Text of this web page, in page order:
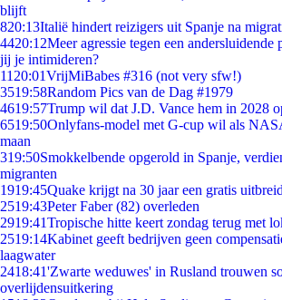
blijft
820:13Italië hindert reizigers uit Spanje na
4420:12Meer agressie tegen een
jij je intimideren?
11 20:01VrijMiBabes #316 (not very sfw!)
3519:58Random Pics van de Dag #1979
4619:57Trump wil dat J.D. Vance hem in 2028
6519:50Onlyfans-model met G-cup wil als
maan
319:50Smokkelbende opgerold in Spanje,
migranten
1919:45Quake krijgt na 30 jaar een gratis
2519:43Peter Faber (82) overleden
2919:41Tropische hitte keert zondag terug met
2519:14Kabinet geeft bedrijven geen
laagwater
2418:41'Zwarte weduwes' in Rusland trouwen
overlijdensuitkering